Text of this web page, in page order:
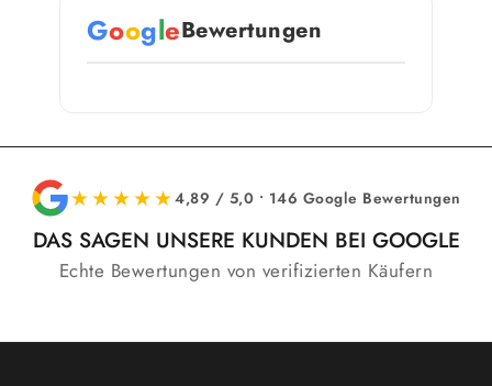
GoogleBewertungen
★★★★★4,89 / 5,0 • 146 Google Bewertungen
DAS SAGEN UNSERE KUNDEN BEI GOOGLE
Echte Bewertungen von verifizierten Käufern